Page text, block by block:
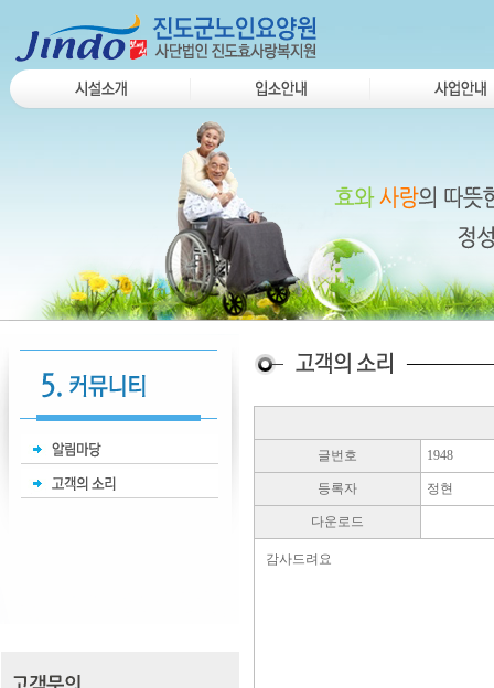
글번호 1948
등록자 정현
다운로드
감사드려요